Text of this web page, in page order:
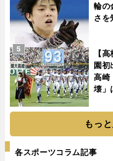
輪の
さを
【
園初
高崎
壊」
5
もっ
各スポーツコラム記事